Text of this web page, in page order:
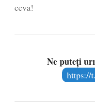
ceva!
Ne puteți
https://